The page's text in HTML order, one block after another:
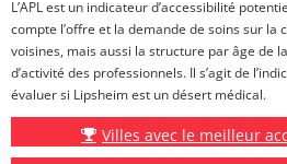
L’APL est un indicateur d’accessibilité
compte l’offre et la demande de soins sur la
voisines, mais aussi la structure par âge de
d’activité des professionnels. Il s’agit de
évaluer si Lipsheim est un désert médical.
Villes avec le meilleur